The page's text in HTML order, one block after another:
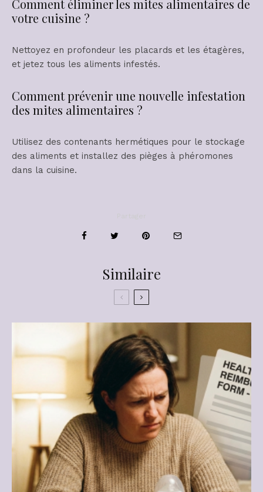
Comment éliminer les mites alimentaires de
votre cuisine ?
Nettoyez en profondeur les placards et les étagères,
et jetez tous les aliments infestés.
Comment prévenir une nouvelle infestation
des mites alimentaires ?
Utilisez des contenants hermétiques pour le stockage
des aliments et installez des pièges à phéromones
dans la cuisine.
Similaire